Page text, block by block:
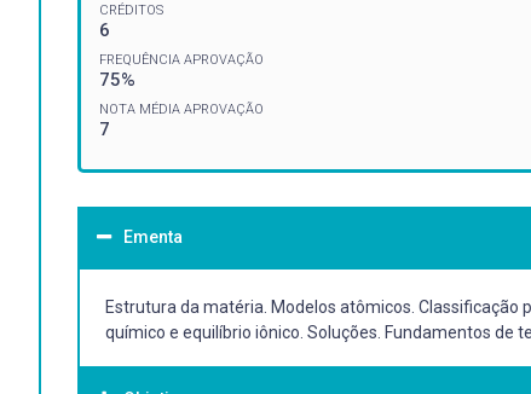
CRÉDITOS
6
FREQUÊNCIA APROVAÇÃO
75%
NOTA MÉDIA APROVAÇÃO
7
Ementa
Estrutura da matéria. Modelos atômicos. Classificação
químico e equilíbrio iônico. Soluções. Fundamentos de